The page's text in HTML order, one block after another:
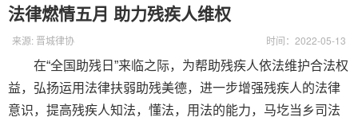
法律燃情五月 助力残疾人维权
来源: 晋城律协
时间：2022-05-13
在“全国助残日”来临之际，为帮助残疾人依法维护合法权
益，弘扬运用法律扶弱助残美德，进一步增强残疾人的法律
意识，提高残疾人知法，懂法，用法的能力，马圪当乡司法